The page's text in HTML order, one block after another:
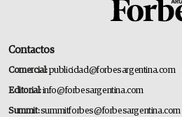
Contactos
Comercial:publicidad@forbesargentina.com
Editorial:info@forbesargentina.com
Summit:summitforbes@forbesargentina.com